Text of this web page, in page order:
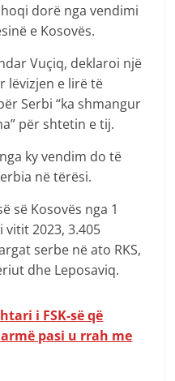
dorë nga vendimi
e Kosovës.
Vuçiq, deklaroi një
lëvizjen e lirë të
Serbi “ka shmangur
për shtetin e tij.
ky vendim do të
në tërësi.
së Kosovës nga 1
2023, 3.405
serbe në ato RKS,
dhe Leposaviq.
i FSK-së që
pasi u rrah me